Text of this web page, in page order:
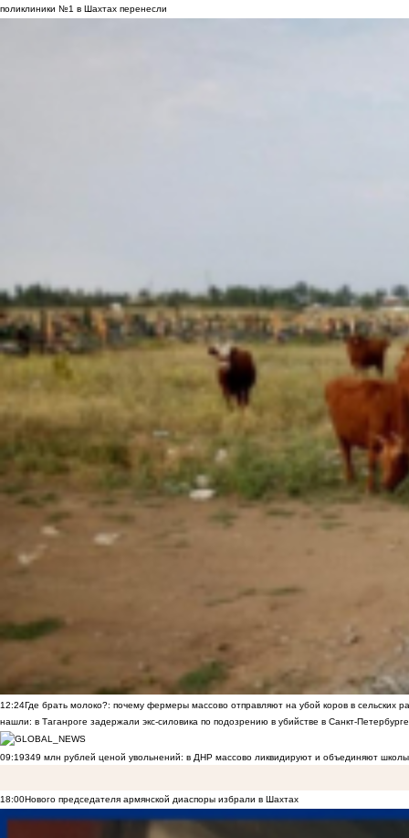
поликлиники №1 в Шахтах перенесли
12:24Где брать молоко?: почему фермеры массово отправляют на убой коров в сельских
нашли: в Таганроге задержали экс-силовика по подозрению в убийстве в Санкт-Петербурге
09:19349 млн рублей ценой увольнений: в ДНР массово ликвидируют и объединяют
18:00Нового председателя армянской диаспоры избрали в Шахтах